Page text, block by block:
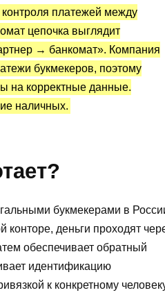
платежей между
цепочка выглядит
→ банкомат». Компания
букмекеров, поэтому
на корректные данные.
наличных.
букмекерами в
конторе, деньги проходят
обеспечивает обратный
идентификацию
к конкретному